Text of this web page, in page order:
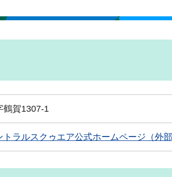
鶴賀1307-1
トラルスクゥエア公式ホームページ（外